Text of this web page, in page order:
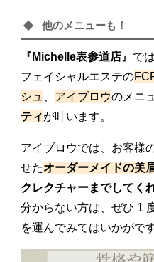
他のメニューも！
『Michelle表参道店』 で
フェイシャルエステの
シュ
アイブロウのメニ
ティが叶います。
アイブロウでは、お客様
せたオーダーメイドの美
クレクチャーまでしてく
分からない方は、ぜひ 1
を運んでみてはいかがで